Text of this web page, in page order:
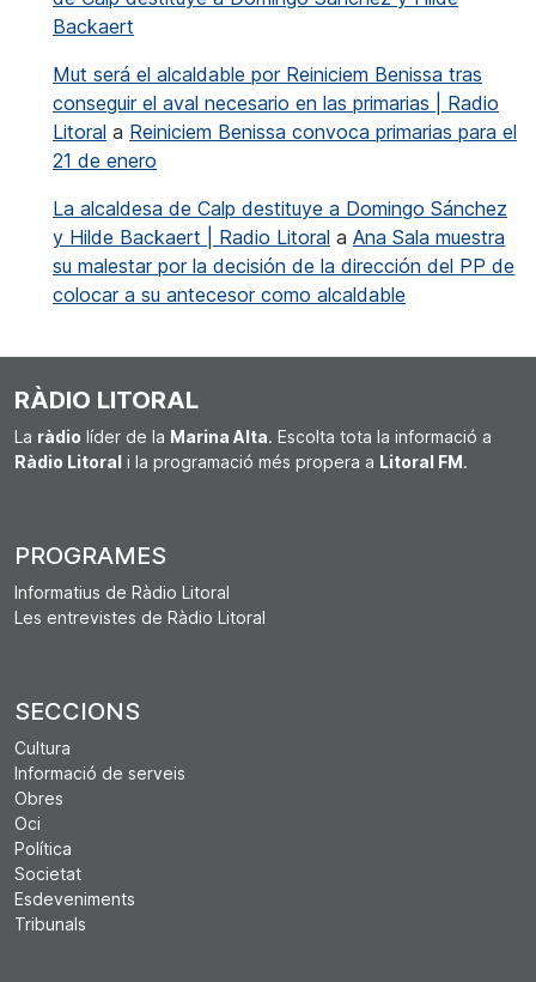
Backaert
Mut será el alcaldable por Reiniciem Benissa tras
conseguir el aval necesario en las primarias | Radio
Litoral a Reiniciem Benissa convoca primarias para el
21 de enero
La alcaldesa de Calp destituye a Domingo Sánchez
y Hilde Backaert | Radio Litoral a Ana Sala muestra
su malestar por la decisión de la dirección del PP de
colocar a su antecesor como alcaldable
RÀDIO LITORAL
La ràdio líder de la Marina Alta. Escolta tota la informació a
Ràdio Litoral i la programació més propera a Litoral FM .
PROGRAMES
Informatius de Ràdio Litoral
Les entrevistes de Ràdio Litoral
SECCIONS
Cultura
Informació de serveis
Obres
Oci
Política
Societat
Esdeveniments
Tribunals